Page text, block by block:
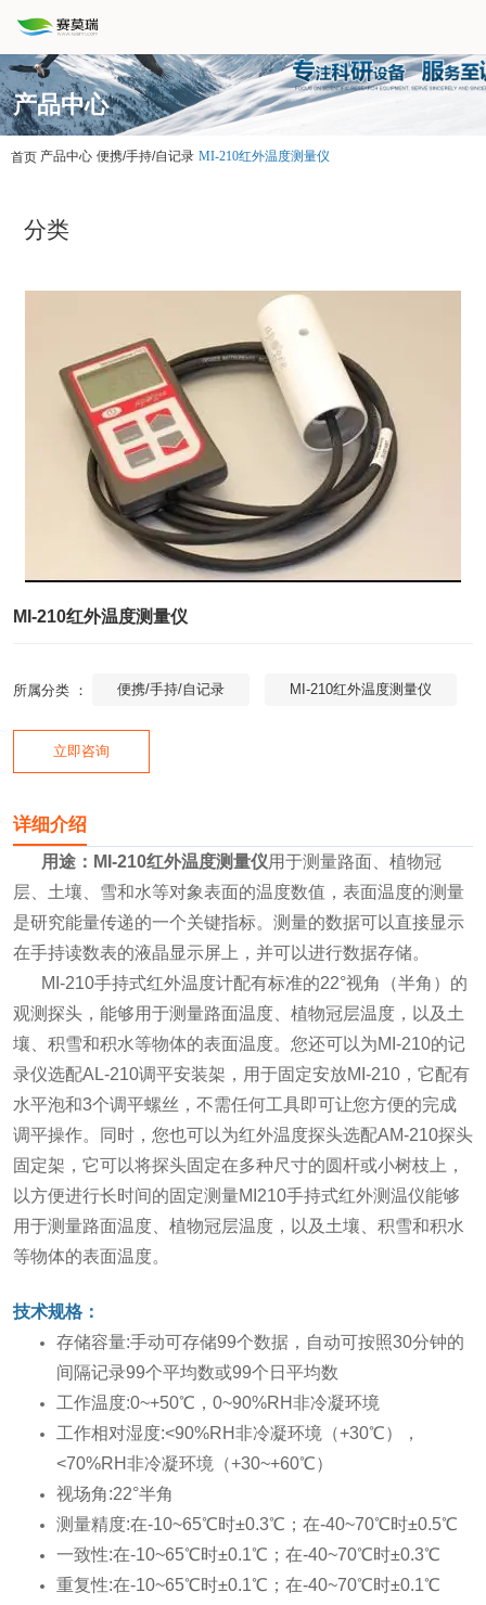
产品中心
首页 产品中心 便携/手持/自记录 MI-210红外温度测量仪
分类
MI-210红外温度测量仪
所属分类 ： 便携/手持/自记录 MI-210红外温度测量仪
立即咨询
详细介绍
用途： MI-210红外温度测量仪用于测量路面、植物冠
层、土壤、雪和水等对象表面的温度数值，表面温度的测量
是研究能量传递的一个关键指标。测量的数据可以直接显示
在手持读数表的液晶显示屏上，并可以进行数据存储。
MI-210手持式红外温度计配有标准的22°视角（半角）的
观测探头，能够用于测量路面温度、植物冠层温度，以及土
壤、积雪和积水等物体的表面温度。您还可以为MI-210的记
录仪选配AL-210调平安装架，用于固定安放MI-210，它配有
水平泡和3个调平螺丝，不需任何工具即可让您方便的完成
调平操作。同时，您也可以为红外温度探头选配AM-210探头
固定架，它可以将探头固定在多种尺寸的圆杆或小树枝上，
以方便进行长时间的固定测量MI210手持式红外测温仪能够
用于测量路面温度、植物冠层温度，以及土壤、积雪和积水
等物体的表面温度。
技术规格：
存储容量:手动可存储99个数据，自动可按照30分钟的
间隔记录99个平均数或99个日平均数
工作温度:0~+50℃，0~90%RH非冷凝环境
工作相对湿度:<90%RH非冷凝环境（+30℃），
<70%RH非冷凝环境（+30~+60℃）
视场角:22°半角
测量精度:在-10~65℃时±0.3℃；在-40~70℃时±0.5℃
一致性:在-10~65℃时±0.1℃；在-40~70℃时±0.3℃
重复性:在-10~65℃时±0.1℃；在-40~70℃时±0.1℃